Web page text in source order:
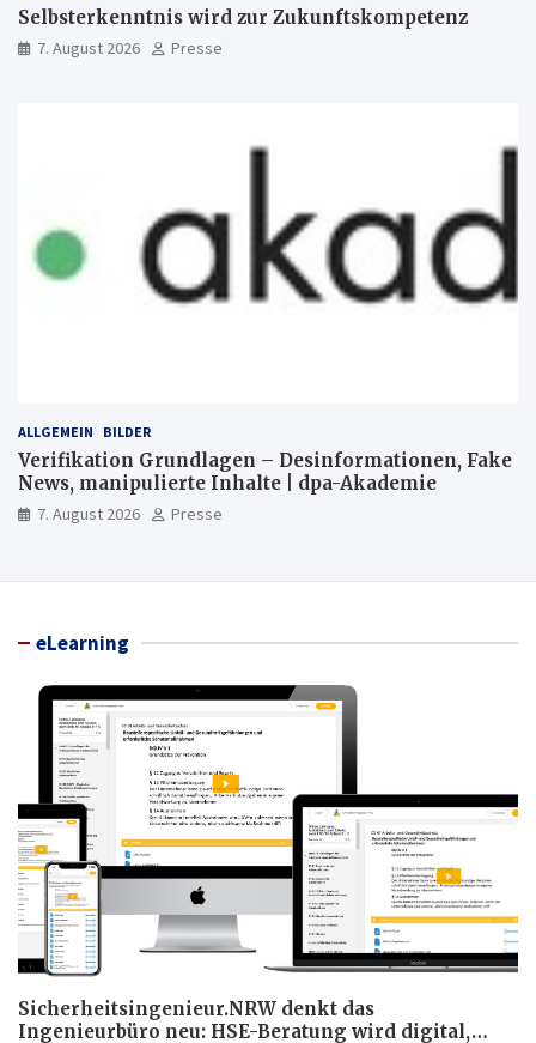
Selbsterkenntnis wird zur Zukunftskompetenz
7. August 2026 Presse
ALLGEMEIN BILDER
Verifikation Grundlagen – Desinformationen, Fake
News, manipulierte Inhalte | dpa-Akademie
7. August 2026 Presse
eLearning
Sicherheitsingenieur.NRW denkt das
Ingenieurbüro neu: HSE-Beratung wird digital,